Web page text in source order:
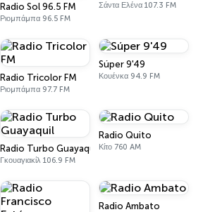
Radio Sol 96.5 FM
Ριομπάμπα 96.5 FM
Σάντα Ελένα 107.3 FM
Radio Tricolor FM
Ριομπάμπα 97.7 FM
Súper 9'49
Κουένκα 94.9 FM
Radio Turbo Guayaquil
Γκουαγιακίλ 106.9 FM
Radio Quito
Κίτο 760 AM
Radio Ambato